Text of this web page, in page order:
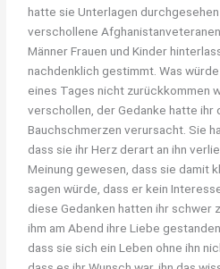
hatte sie Unterlagen
verschollene
Männer Frauen und Kinder
nachdenklich gestimmt. Was
eines Tages nicht zurückkommen
verschollen, der Gedanke hatte ihr
Bauchschmerzen verursacht. Sie
dass sie ihr Herz derart an ihn
Meinung gewesen, dass sie damit
sagen würde, dass er kein
diese Gedanken hatten ihr schwer
ihm am Abend ihre Liebe
dass sie sich ein Leben ohne ihn